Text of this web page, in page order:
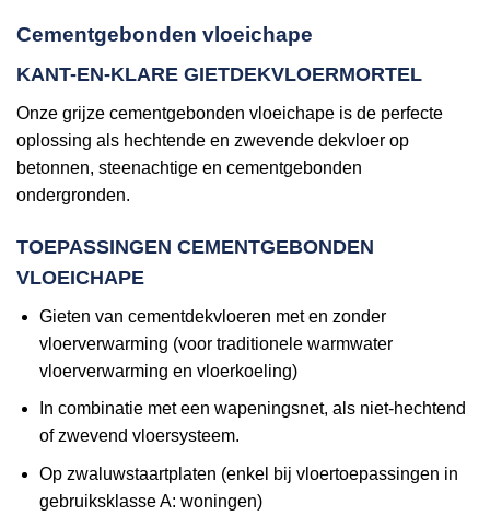
Cementgebonden vloeichape
KANT-EN-KLARE GIETDEKVLOERMORTEL
Onze grijze cementgebonden vloeichape is de perfecte
oplossing als hechtende en zwevende dekvloer op
betonnen, steenachtige en cementgebonden
ondergronden.
TOEPASSINGEN CEMENTGEBONDEN
VLOEICHAPE
Gieten van cementdekvloeren met en zonder
vloerverwarming (voor traditionele warmwater
vloerverwarming en vloerkoeling)
In combinatie met een wapeningsnet, als niet-hechtend
of zwevend vloersysteem.
Op zwaluwstaartplaten (enkel bij vloertoepassingen in
gebruiksklasse A: woningen)